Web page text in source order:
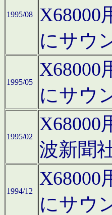
1995/08
X68000
にサウ
1995/05
X68000
にサウ
1995/02
X68000
波新聞
1994/12
X68000
にサウ